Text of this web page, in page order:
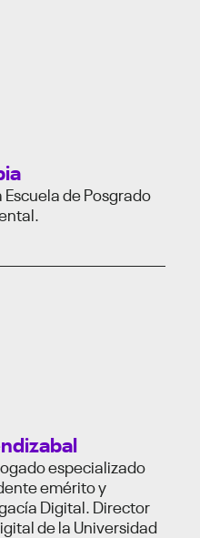
de Posgrado
especializado
emérito y
Digital. Director
de la Universidad